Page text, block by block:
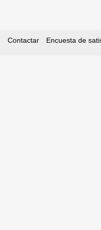
Contactar Encuesta de